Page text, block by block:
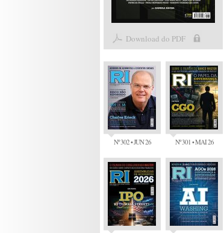
Download do PDF
Nº 302 • JUN 26 Nº 301 • MAI 26